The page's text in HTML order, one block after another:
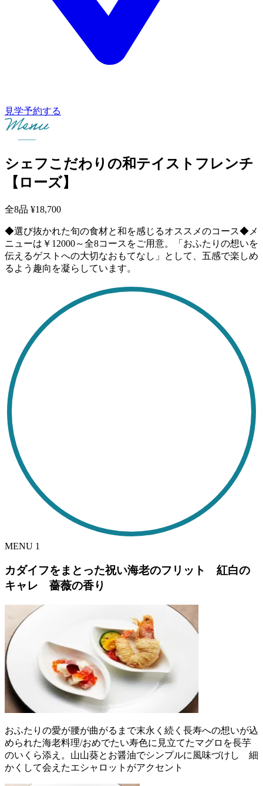
見学予約する
シェフこだわりの和テイストフレンチ
【ローズ】
全8品 ¥18,700
◆選び抜かれた旬の食材と和を感じるオススメのコース◆メ
ニューは￥12000～全8コースをご用意。「おふたりの想いを
伝えるゲストへの大切なおもてなし」として、五感で楽しめ
るよう趣向を凝らしています。
MENU 1
カダイフをまとった祝い海老のフリット 紅白の
キャレ 薔薇の香り
おふたりの愛が腰が曲がるまで末永く続く長寿への想いが込
められた海老料理/おめでたい寿色に見立てたマグロを長芋
のいくら添え。山山葵とお醤油でシンプルに風味づけし 細
かくして会えたエシャロットがアクセント